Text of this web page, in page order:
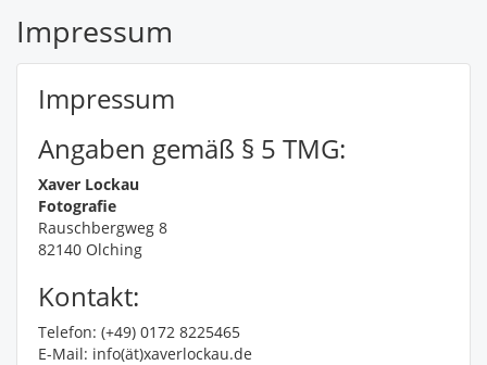
Impressum
Impressum
Angaben gemäß § 5 TMG:
Xaver Lockau
Fotografie
Rauschbergweg 8
82140 Olching
Kontakt:
Telefon: (+49) 0172 8225465
E-Mail: info(ät)xaverlockau.de